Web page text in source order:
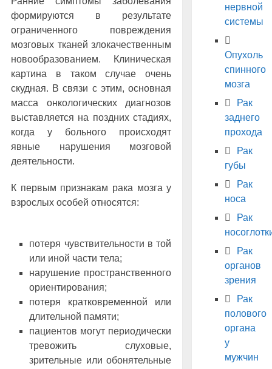
формируются в результате
ограниченного повреждения
мозговых тканей злокачественным
новообразованием. Клиническая
картина в таком случае очень
скудная. В связи с этим, основная
масса онкологических диагнозов
выставляется на поздних стадиях,
когда у больного происходят
явные нарушения мозговой
деятельности.
К первым признакам рака мозга у
взрослых особей относятся:
потеря чувствительности в той
или иной части тела;
нарушение пространственного
ориентирования;
потеря кратковременной или
длительной памяти;
пациентов могут периодически
тревожить слуховые,
зрительные или обонятельные
нервной
системы
Опухоль
спинного
мозга
Рак
заднего
прохода
Рак
губы
Рак
носа
Рак
Рак
органов
зрения
Рак
полового
органа
у
мужчин